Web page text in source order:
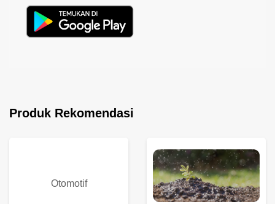
Produk Rekomendasi
Otomotif